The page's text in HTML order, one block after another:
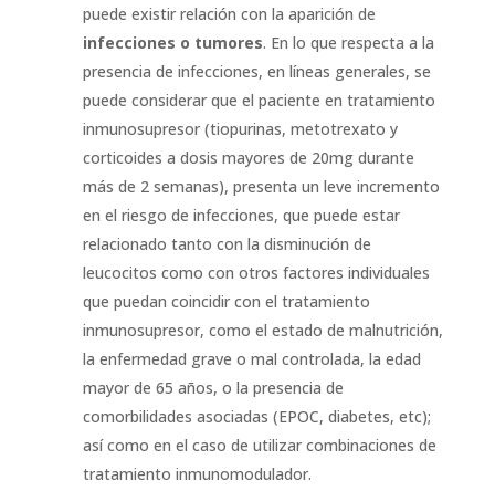
puede existir relación con la aparición de
infecciones o tumores. En lo que respecta a la
presencia de infecciones, en líneas generales, se
puede considerar que el paciente en tratamiento
inmunosupresor (tiopurinas, metotrexato y
corticoides a dosis mayores de 20mg durante
más de 2 semanas), presenta un leve incremento
en el riesgo de infecciones, que puede estar
relacionado tanto con la disminución de
leucocitos como con otros factores individuales
que puedan coincidir con el tratamiento
inmunosupresor, como el estado de malnutrición,
la enfermedad grave o mal controlada, la edad
mayor de 65 años, o la presencia de
comorbilidades asociadas (EPOC, diabetes, etc);
así como en el caso de utilizar combinaciones de
tratamiento inmunomodulador.